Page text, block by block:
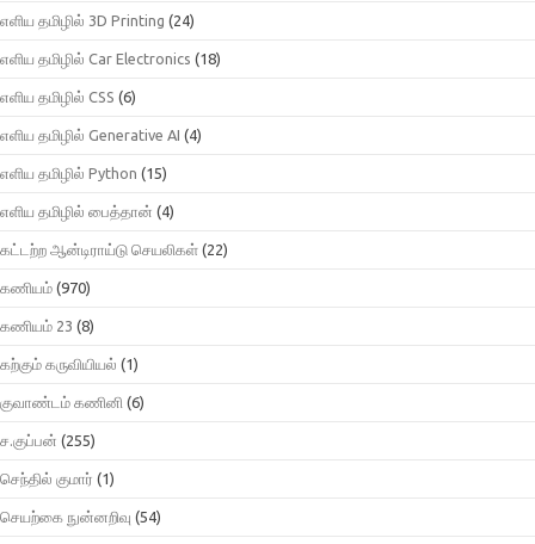
எளிய தமிழில் 3D Printing (24)
எளிய தமிழில் Car Electronics (18)
எளிய தமிழில் CSS (6)
எளிய தமிழில் Generative AI (4)
எளிய தமிழில் Python (15)
எளிய தமிழில் பைத்தான் (4)
கட்டற்ற ஆன்டிராய்டு செயலிகள் (22)
கணியம் (970)
கணியம் 23 (8)
கற்கும் கருவியியல் (1)
குவாண்டம் கணினி (6)
ச.குப்பன் (255)
செந்தில் குமார் (1)
செயற்கை நுன்னறிவு (54)